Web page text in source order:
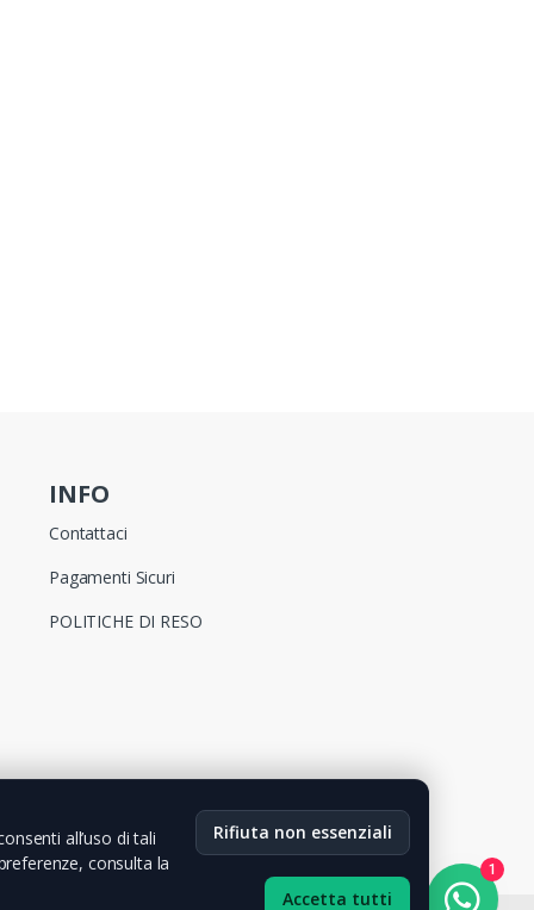
INFO
Contattaci
Pagamenti Sicuri
POLITICHE DI RESO
1
all’uso di tali
consulta la
Rifiuta non essenziali
Accetta tutti